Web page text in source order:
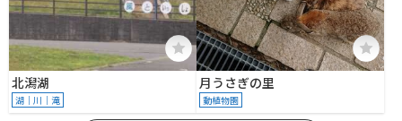
北潟湖
湖｜川｜滝
月うさぎの里
動植物園